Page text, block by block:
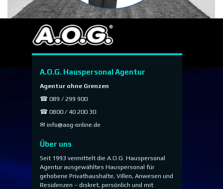
A.O.G. Hauspersonal Agentur
Agentur ohne Grenzen
☎ 089 / 299 900
☎ 0800 / 40 200 30
✉ info@aog-online.de
Über uns
Seit 1993 vermittelt die A.O.G. Hauspersonal
Agentur ausgewähltes Hauspersonal für
gehobene Privathaushalte, Villen, Anwesen und
Residenzen – diskret, persönlich und mit